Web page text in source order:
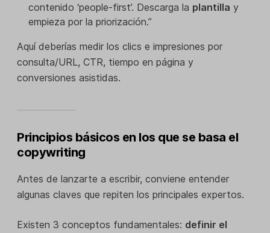
contenido ‘people-first’. Descarga la plantilla y
empieza por la priorización.”
Aquí deberías medir los clics e impresiones por
consulta/URL, CTR, tiempo en página y
conversiones asistidas.
Principios básicos en los que se basa el
copywriting
Antes de lanzarte a escribir, conviene entender
algunas claves que repiten los principales expertos.
Existen 3 conceptos fundamentales: definir el